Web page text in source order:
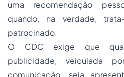
uma recomendação
quando, na verdade,
patrocinado.
O CDC exige que
publicidade, veiculada
comunicação, seja